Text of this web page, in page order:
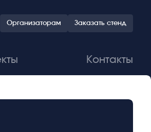
Организаторам Заказать стенд
Контакты